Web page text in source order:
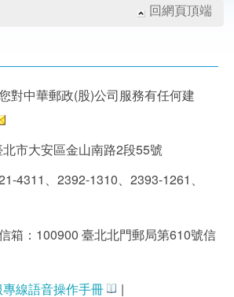
回網頁頂端
對中華郵政(股)公司服務有任何建
市大安區金山南路2段55號
4311、2392-1310、2393-1261、
箱：100900 臺北北門郵局第610號信
線語音操作手冊 |